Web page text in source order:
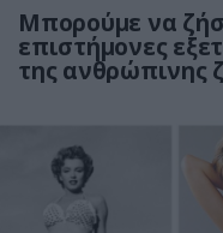
Μπορούμε να
επιστήμονες
της ανθρώπινης